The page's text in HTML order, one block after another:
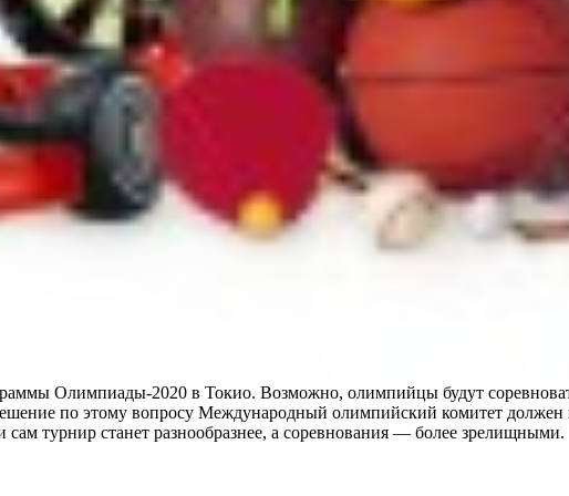
Олимпиады-2020 в Токио. Возможно, олимпийцы будут
по этому вопросу Международный олимпийский комитет должен
турнир станет разнообразнее, а соревнования — более зрелищными.